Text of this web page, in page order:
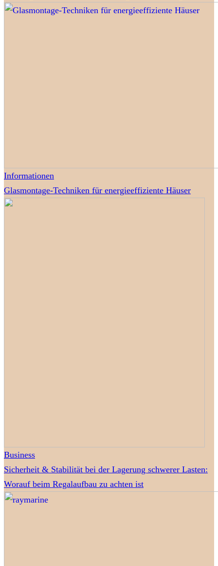
Informationen
Glasmontage-Techniken für energieeffiziente Häuser
Business
Sicherheit & Stabilität bei der Lagerung schwerer Lasten:
Worauf beim Regalaufbau zu achten ist